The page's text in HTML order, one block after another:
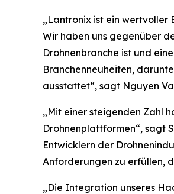
„Lantronix ist ein wertvoller
Wir haben uns gegenüber
Drohnenbranche ist und
Branchenneuheiten,
ausstattet“, sagt Nguyen
„Mit einer steigenden Zahl
Drohnenplattformen“, sagt
Entwicklern der
Anforderungen zu erfüllen,
„Die Integration unseres